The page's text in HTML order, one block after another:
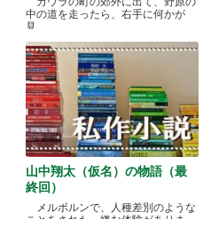
中の道を走ったら、右手に何かが
見.....
山中翔太（仮名）の物語（最
終回）
メルボルンで、人種差別のような
ことをされた、嫌な体験がありま